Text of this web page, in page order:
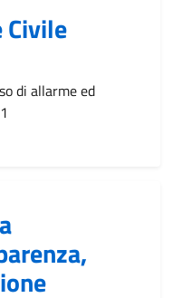
Civile
di allarme ed